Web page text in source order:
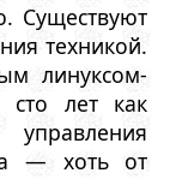
Существуют
техникой.
линуксом-
лет как
— хоть от